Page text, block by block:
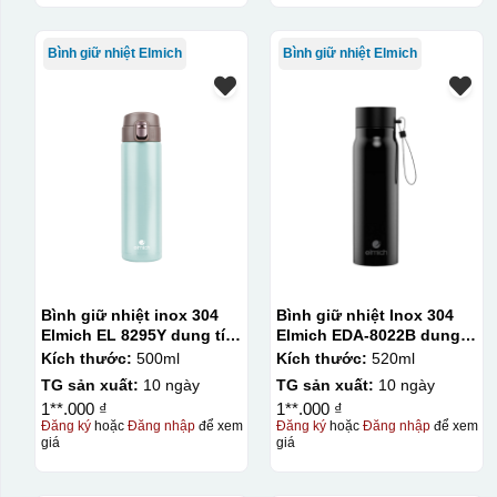
Bình giữ nhiệt Elmich
Bình giữ nhiệt inox 304
Elmich EL 8295Y dung tích
500ml
Kích thước: 500ml
TG sản xuất: 10 ngày
1**.000 ₫
Đăng kýhoặc Đăng nhậpđể xem
giá
Bình giữ nhiệt Elmich
Bình giữ nhiệt Inox 304
Elmich EDA-8022B dung
tích 520ml
Kích thước: 520ml
TG sản xuất: 10 ngày
1**.000 ₫
Đăng ký hoặcĐăng nhập để xem
giá